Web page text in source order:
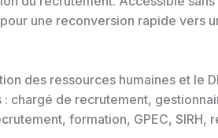
une reconversion rapide vers
des ressources humaines et le
chargé de recrutement,
formation, GPEC, SIRH,